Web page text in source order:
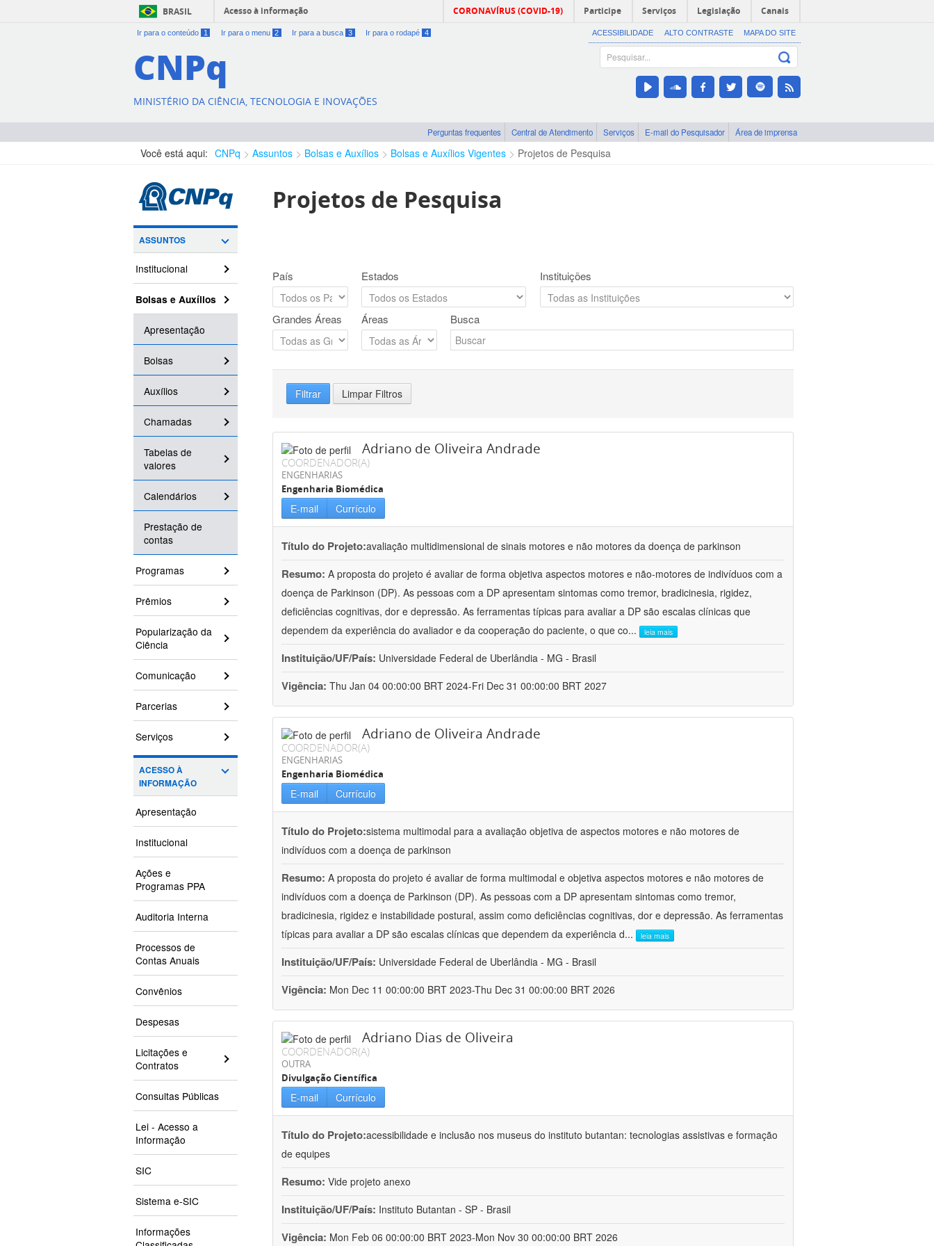
BRASIL Acesso à informação CORONAVÍRUS (COVID-19) Participe Serviços Legislação Canais
Ir para o conteúdo 1 Ir para o menu 2 Ir para a busca 3 Ir para o rodapé 4 ACESSIBILIDADE ALTO CONTRASTE MAPA DO SITE
CNPq
MINISTÉRIO DA CIÊNCIA, TECNOLOGIA E INOVAÇÕES
Perguntas frequentes Central de Atendimento Serviços E-mail do Pesquisador Área de imprensa
Você está aqui: CNPq Assuntos Bolsas e Auxílios Bolsas e Auxílios Vigentes Projetos de Pesquisa
ASSUNTOS
Institucional
Bolsas e Auxílios
Apresentação
Bolsas
Auxílios
Chamadas
Tabelas de
valores
Calendários
Prestação de
contas
Programas
Prêmios
Popularização da
Ciência
Comunicação
Parcerias
Serviços
ACESSO À
INFORMAÇÃO
Apresentação
Institucional
Ações e
Programas PPA
Auditoria Interna
Processos de
Contas Anuais
Convênios
Despesas
Licitações e
Contratos
Consultas Públicas
Lei - Acesso a
Informação
SIC
Sistema e-SIC
Informações
Projetos de Pesquisa
País Estados Instituições
Grandes Áreas Áreas Busca
Filtrar Limpar Filtros
Adriano de Oliveira Andrade
COORDENADOR(A)
ENGENHARIAS
Engenharia Biomédica
E-mail Currículo
Título do Projeto:avaliação multidimensional de sinais motores e não motores da doença de parkinson
Resumo: A proposta do projeto é avaliar de forma objetiva aspectos motores e não-motores de indivíduos com a
doença de Parkinson (DP). As pessoas com a DP apresentam sintomas como tremor, bradicinesia, rigidez,
deficiências cognitivas, dor e depressão. As ferramentas típicas para avaliar a DP são escalas clínicas que
dependem da experiência do avaliador e da cooperação do paciente, o que co... leia mais
Instituição/UF/País: Universidade Federal de Uberlândia - MG - Brasil
Vigência: Thu Jan 04 00:00:00 BRT 2024-Fri Dec 31 00:00:00 BRT 2027
Adriano de Oliveira Andrade
COORDENADOR(A)
ENGENHARIAS
Engenharia Biomédica
E-mail Currículo
Título do Projeto:sistema multimodal para a avaliação objetiva de aspectos motores e não motores de
indivíduos com a doença de parkinson
Resumo: A proposta do projeto é avaliar de forma multimodal e objetiva aspectos motores e não motores de
indivíduos com a doença de Parkinson (DP). As pessoas com a DP apresentam sintomas como tremor,
bradicinesia, rigidez e instabilidade postural, assim como deficiências cognitivas, dor e depressão. As ferramentas
típicas para avaliar a DP são escalas clínicas que dependem da experiência d... leia mais
Instituição/UF/País: Universidade Federal de Uberlândia - MG - Brasil
Vigência: Mon Dec 11 00:00:00 BRT 2023-Thu Dec 31 00:00:00 BRT 2026
Adriano Dias de Oliveira
COORDENADOR(A)
OUTRA
Divulgação Científica
E-mail Currículo
Título do Projeto:acessibilidade e inclusão nos museus do instituto butantan: tecnologias assistivas e formação
de equipes
Resumo: Vide projeto anexo
Instituição/UF/País: Instituto Butantan - SP - Brasil
Vigência: Mon Feb 06 00:00:00 BRT 2023-Mon Nov 30 00:00:00 BRT 2026